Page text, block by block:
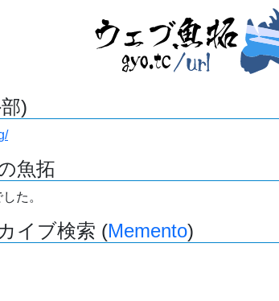
)
魚拓
た。
イブ検索 (Memento)